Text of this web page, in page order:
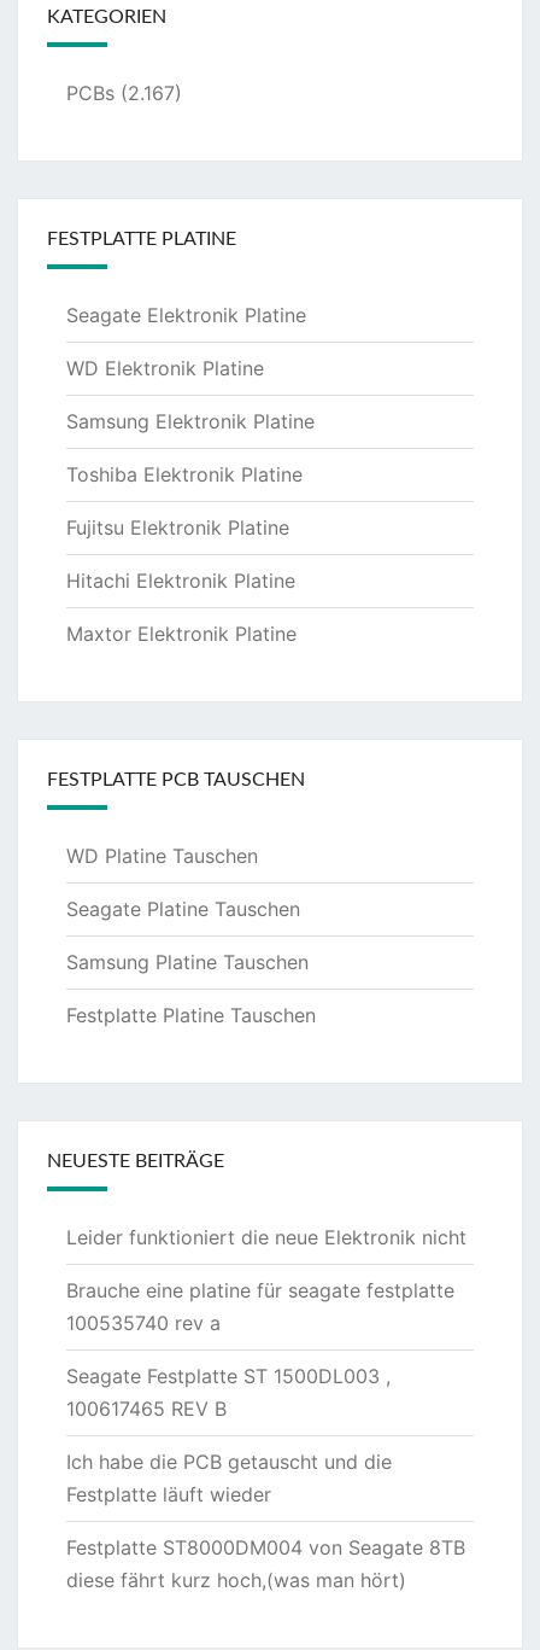
KATEGORIEN
PCBs (2.167)
FESTPLATTE PLATINE
Seagate Elektronik Platine
WD Elektronik Platine
Samsung Elektronik Platine
Toshiba Elektronik Platine
Fujitsu Elektronik Platine
Hitachi Elektronik Platine
Maxtor Elektronik Platine
FESTPLATTE PCB TAUSCHEN
WD Platine Tauschen
Seagate Platine Tauschen
Samsung Platine Tauschen
Festplatte Platine Tauschen
NEUESTE BEITRÄGE
Leider funktioniert die neue Elektronik nicht
Brauche eine platine für seagate festplatte
100535740 rev a
Seagate Festplatte ST 1500DL003 ,
100617465 REV B
Ich habe die PCB getauscht und die
Festplatte läuft wieder
Festplatte ST8000DM004 von Seagate 8TB
diese fährt kurz hoch,(was man hört)